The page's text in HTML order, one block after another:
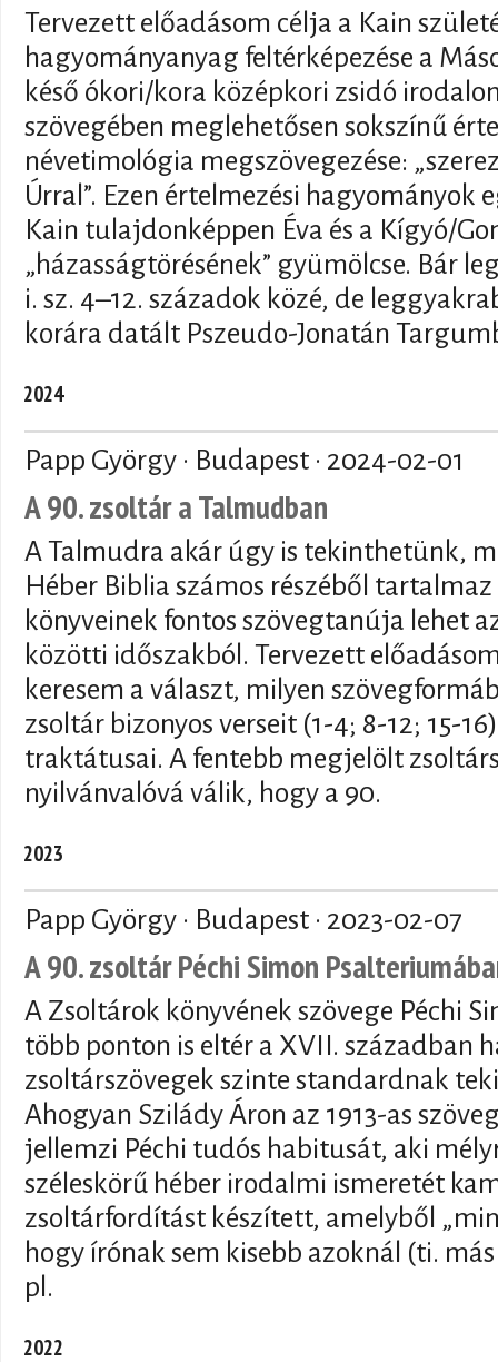
Tervezett előadásom célja a Kain
hagyományanyag feltérképezése a
késő ókori/kora középkori zsidó
szövegében meglehetősen sokszínű
névetimológia megszövegezése:
Úrral”. Ezen értelmezési hagyományok
Kain tulajdonképpen Éva és a Kígyó/
„házasságtörésének” gyümölcse. Bár
i. sz. 4–12. századok közé, de
korára datált Pszeudo-Jonatán
2024
Papp György · Budapest · 2024-02-01
A 90. zsoltár a Talmudban
A Talmudra akár úgy is tekinthetünk,
Héber Biblia számos részéből
könyveinek fontos szövegtanúja lehet
közötti időszakból. Tervezett
keresem a választ, milyen
zsoltár bizonyos verseit (1-4; 8-12; 15-
traktátusai. A fentebb megjelölt
nyilvánvalóvá válik, hogy a 90.
2023
Papp György · Budapest · 2023-02-07
A 90. zsoltár Péchi Simon
A Zsoltárok könyvének szövege Péchi
több ponton is eltér a XVII. században
zsoltárszövegek szinte standardnak
Ahogyan Szilády Áron az 1913-as
jellemzi Péchi tudós habitusát, aki
széleskörű héber irodalmi ismeretét
zsoltárfordítást készített, amelyből
hogy írónak sem kisebb azoknál (ti.
pl.
2022